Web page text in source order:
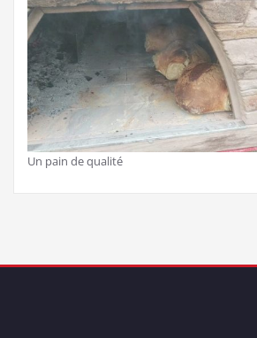
Un pain de qualité